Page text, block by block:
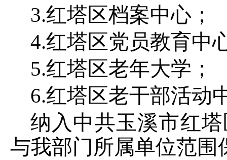
3.红塔区档案中心；
4.红塔区党员教育中
5.红塔区老年大学；
6.红塔区老干部活动
纳入中共玉溪市红
与我部门所属单位范围